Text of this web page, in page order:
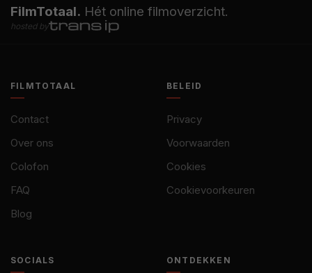
FilmTotaal. Hét online filmoverzicht.
hosted by
FILMTOTAAL
Contact
Over ons
Colofon
FAQ
Blog
BELEID
Privacy
Voorwaarden
Cookies
Cookievoorkeuren
SOCIALS ONTDEKKEN